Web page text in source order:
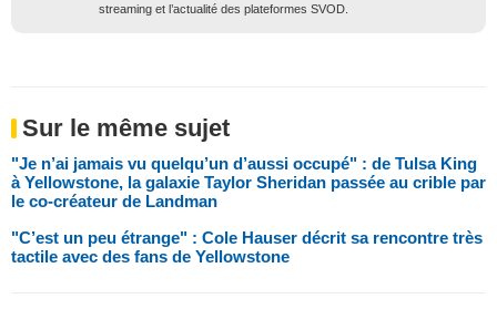
streaming et l’actualité des plateformes SVOD.
Sur le même sujet
"Je n’ai jamais vu quelqu’un d’aussi occupé" : de Tulsa King
à Yellowstone, la galaxie Taylor Sheridan passée au crible par
le co-créateur de Landman
"C’est un peu étrange" : Cole Hauser décrit sa rencontre très
tactile avec des fans de Yellowstone